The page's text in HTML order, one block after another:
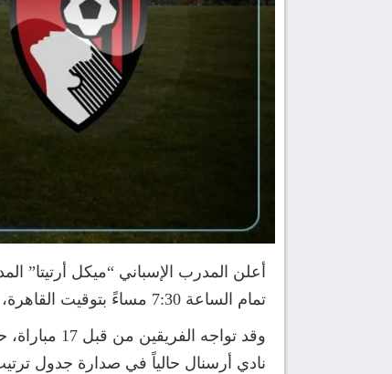
أعلن المدرب الإسباني “ميكل أرتيتا”
تمام الساعة 7:30 مساءً بتوقيت القاهرة، والساعة 8:30 مساءً بتوقيت مكة المكرمة ضمن منافسات الجولة 20 من منافسات الدوري الإنجليزي.
نادي أرسنال حالياً في صدارة جدول ترتيب الدوري الإنجليزي برصيد 45 نقطة، بينما